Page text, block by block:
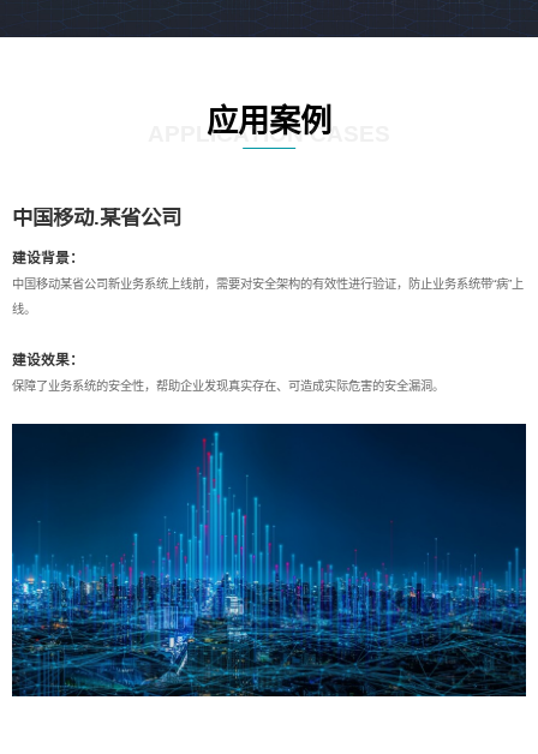
应用案例
APPLICATION CASES
中国移动.某省公司
建设背景：
中国移动某省公司新业务系统上线前，需要对安全架构的有效性进行验证，防止业务系统带“病”上
线。
建设效果：
保障了业务系统的安全性，帮助企业发现真实存在、可造成实际危害的安全漏洞。